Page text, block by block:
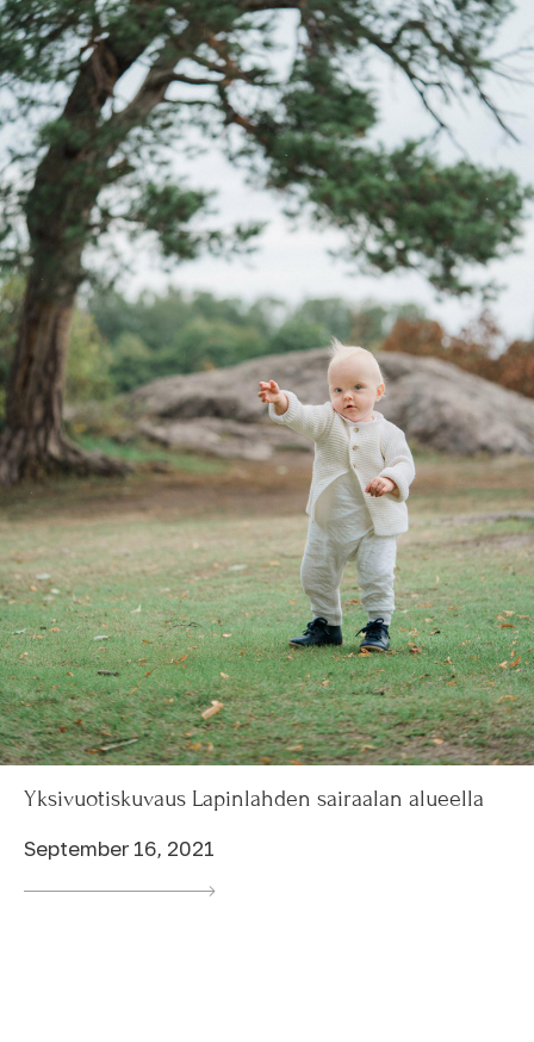
Yksivuotiskuvaus Lapinlahden sairaalan alueella
September 16, 2021